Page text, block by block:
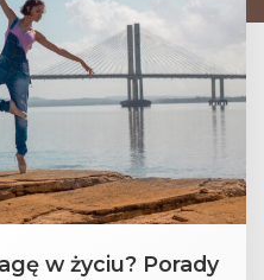
w życiu? Porady